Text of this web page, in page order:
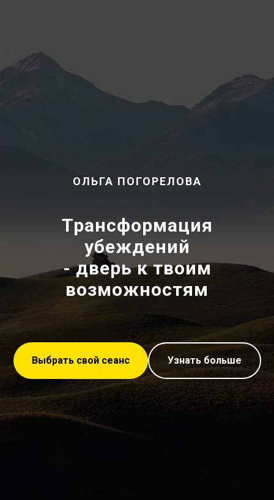
ОЛЬГА ПОГОРЕЛОВА
Трансформация
убеждений
- дверь к твоим
возможностям
Выбрать свой сеанс Узнать больше